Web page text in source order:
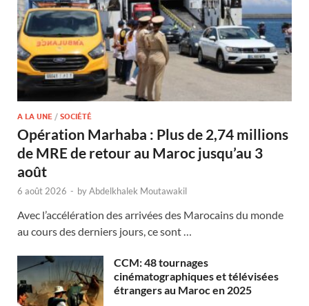
A LA UNE / SOCIÉTÉ
Opération Marhaba : Plus de 2,74 millions
de MRE de retour au Maroc jusqu’au 3
août
6 août 2026 - byAbdelkhalek Moutawakil
Avec l’accélération des arrivées des Marocains du monde
au cours des derniers jours, ce sont …
CCM: 48 tournages
cinématographiques et télévisées
étrangers au Maroc en 2025